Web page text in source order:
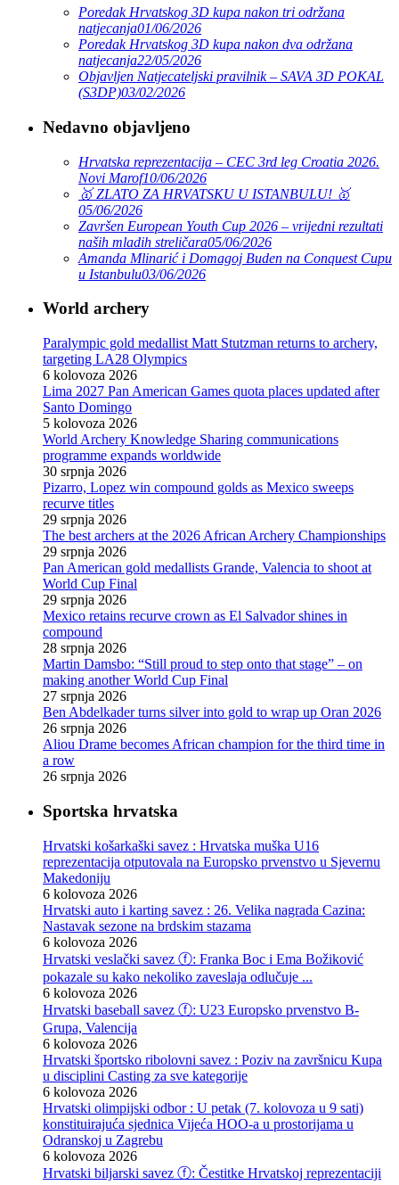
Poredak Hrvatskog 3D kupa nakon tri održana
natjecanja01/06/2026
Poredak Hrvatskog 3D kupa nakon dva održana
natjecanja22/05/2026
Objavljen Natjecateljski pravilnik – SAVA 3D POKAL
(S3DP)03/02/2026
Nedavno objavljeno
Hrvatska reprezentacija – CEC 3rd leg Croatia 2026.
Novi Marof10/06/2026
🥇 ZLATO ZA HRVATSKU U ISTANBULU! 🥇
05/06/2026
Završen European Youth Cup 2026 – vrijedni rezultati
naših mladih streličara05/06/2026
Amanda Mlinarić i Domagoj Buden na Conquest Cupu
u Istanbulu03/06/2026
World archery
Paralympic gold medallist Matt Stutzman returns to archery,
targeting LA28 Olympics
6 kolovoza 2026
Lima 2027 Pan American Games quota places updated after
Santo Domingo
5 kolovoza 2026
World Archery Knowledge Sharing communications
programme expands worldwide
30 srpnja 2026
Pizarro, Lopez win compound golds as Mexico sweeps
recurve titles
29 srpnja 2026
The best archers at the 2026 African Archery Championships
29 srpnja 2026
Pan American gold medallists Grande, Valencia to shoot at
World Cup Final
29 srpnja 2026
Mexico retains recurve crown as El Salvador shines in
compound
28 srpnja 2026
Martin Damsbo: “Still proud to step onto that stage” – on
making another World Cup Final
27 srpnja 2026
Ben Abdelkader turns silver into gold to wrap up Oran 2026
26 srpnja 2026
Aliou Drame becomes African champion for the third time in
a row
26 srpnja 2026
Sportska hrvatska
Hrvatski košarkaški savez : Hrvatska muška U16
reprezentacija otputovala na Europsko prvenstvo u Sjevernu
Makedoniju
6 kolovoza 2026
Hrvatski auto i karting savez : 26. Velika nagrada Cazina:
Nastavak sezone na brdskim stazama
6 kolovoza 2026
Hrvatski veslački savez ⓕ: Franka Boc i Ema Božiković
pokazale su kako nekoliko zaveslaja odlučuje ...
6 kolovoza 2026
Hrvatski baseball savez ⓕ: U23 Europsko prvenstvo B-
Grupa, Valencija
6 kolovoza 2026
Hrvatski športsko ribolovni savez : Poziv na završnicu Kupa
u disciplini Casting za sve kategorije
6 kolovoza 2026
Hrvatski olimpijski odbor : U petak (7. kolovoza u 9 sati)
konstituirajuća sjednica Vijeća HOO-a u prostorijama u
Odranskoj u Zagrebu
6 kolovoza 2026
Hrvatski biljarski savez ⓕ: Čestitke Hrvatskoj reprezentaciji